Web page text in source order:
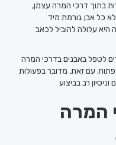
בתוך דרכי המרה עצמן,
כל אבן גורמת מיד
עלולה להוביל לכאב
לטפל באבנים בדרכי המרה
עם זאת, מדובר בפעולות
המרה